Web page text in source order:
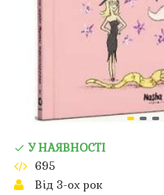
У НАЯВНОСТІ
695
Від 3-ох рок